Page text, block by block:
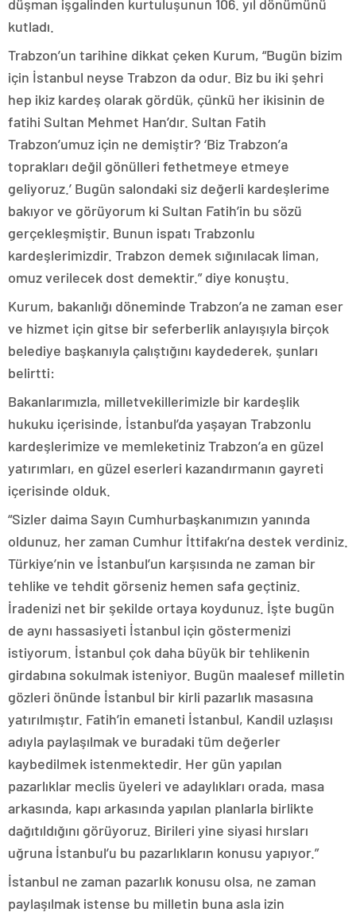
düşman işgalinden kurtuluşunun 106. yıl dönümünü
kutladı.
Trabzon’un tarihine dikkat çeken Kurum, “Bugün bizim
için İstanbul neyse Trabzon da odur. Biz bu iki şehri
hep ikiz kardeş olarak gördük, çünkü her ikisinin de
fatihi Sultan Mehmet Han’dır. Sultan Fatih
Trabzon’umuz için ne demiştir? ‘Biz Trabzon’a
toprakları değil gönülleri fethetmeye etmeye
geliyoruz.’ Bugün salondaki siz değerli kardeşlerime
bakıyor ve görüyorum ki Sultan Fatih’in bu sözü
gerçekleşmiştir. Bunun ispatı Trabzonlu
kardeşlerimizdir. Trabzon demek sığınılacak liman,
omuz verilecek dost demektir.” diye konuştu.
Kurum, bakanlığı döneminde Trabzon’a ne zaman eser
ve hizmet için gitse bir seferberlik anlayışıyla birçok
belediye başkanıyla çalıştığını kaydederek, şunları
belirtti:
Bakanlarımızla, milletvekillerimizle bir kardeşlik
hukuku içerisinde, İstanbul’da yaşayan Trabzonlu
kardeşlerimize ve memleketiniz Trabzon’a en güzel
yatırımları, en güzel eserleri kazandırmanın gayreti
içerisinde olduk.
“Sizler daima Sayın Cumhurbaşkanımızın yanında
oldunuz, her zaman Cumhur İttifakı’na destek verdiniz.
Türkiye’nin ve İstanbul’un karşısında ne zaman bir
tehlike ve tehdit görseniz hemen safa geçtiniz.
İradenizi net bir şekilde ortaya koydunuz. İşte bugün
de aynı hassasiyeti İstanbul için göstermenizi
istiyorum. İstanbul çok daha büyük bir tehlikenin
girdabına sokulmak isteniyor. Bugün maalesef milletin
gözleri önünde İstanbul bir kirli pazarlık masasına
yatırılmıştır. Fatih’in emaneti İstanbul, Kandil uzlaşısı
adıyla paylaşılmak ve buradaki tüm değerler
kaybedilmek istenmektedir. Her gün yapılan
pazarlıklar meclis üyeleri ve adaylıkları orada, masa
arkasında, kapı arkasında yapılan planlarla birlikte
dağıtıldığını görüyoruz. Birileri yine siyasi hırsları
uğruna İstanbul’u bu pazarlıkların konusu yapıyor.”
İstanbul ne zaman pazarlık konusu olsa, ne zaman
paylaşılmak istense bu milletin buna asla izin